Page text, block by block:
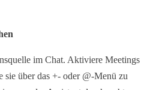
im Chat. Aktiviere Meetings
sie über das +- oder @-Menü zu